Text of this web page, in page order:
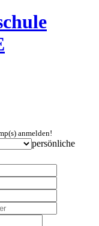
anmelden!
persönliche